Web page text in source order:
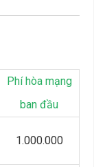
Phí hòa mạng
ban đầu
1.000.000